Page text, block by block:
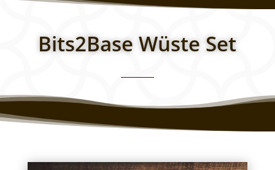
Bits2Base Wüste Set